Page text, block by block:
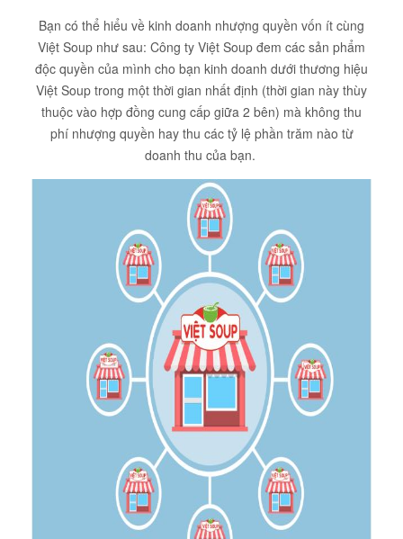
Bạn có thể hiểu về kinh doanh nhượng quyền vốn ít cùng
Việt Soup như sau: Công ty Việt Soup đem các sản phẩm
độc quyền của mình cho bạn kinh doanh dưới thương hiệu
Việt Soup trong một thời gian nhất định (thời gian này thùy
thuộc vào hợp đồng cung cấp giữa 2 bên) mà không thu
phí nhượng quyền hay thu các tỷ lệ phần trăm nào từ
doanh thu của bạn.